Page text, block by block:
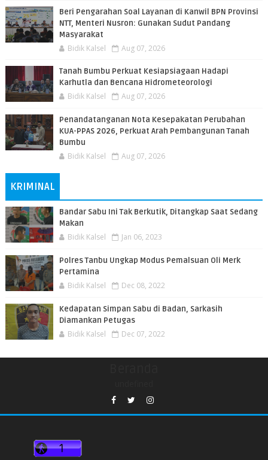
Beri Pengarahan Soal Layanan di Kanwil BPN Provinsi
NTT, Menteri Nusron: Gunakan Sudut Pandang
Masyarakat
Bidik Kalsel Aug 07, 2026
Tanah Bumbu Perkuat Kesiapsiagaan Hadapi
Karhutla dan Bencana Hidrometeorologi
Bidik Kalsel Aug 07, 2026
Penandatanganan Nota Kesepakatan Perubahan
KUA-PPAS 2026, Perkuat Arah Pembangunan Tanah
Bumbu
Bidik Kalsel Aug 07, 2026
KRIMINAL
Bandar Sabu Ini Tak Berkutik, Ditangkap Saat Sedang
Makan
Bidik Kalsel Jan 06, 2023
Polres Tanbu Ungkap Modus Pemalsuan Oli Merk
Pertamina
Bidik Kalsel Dec 08, 2022
Kedapatan Simpan Sabu di Badan, Sarkasih
Diamankan Petugas
Bidik Kalsel Dec 07, 2022